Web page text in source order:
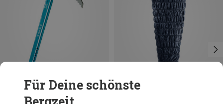
Du sparst 27%
Für Deine schönste